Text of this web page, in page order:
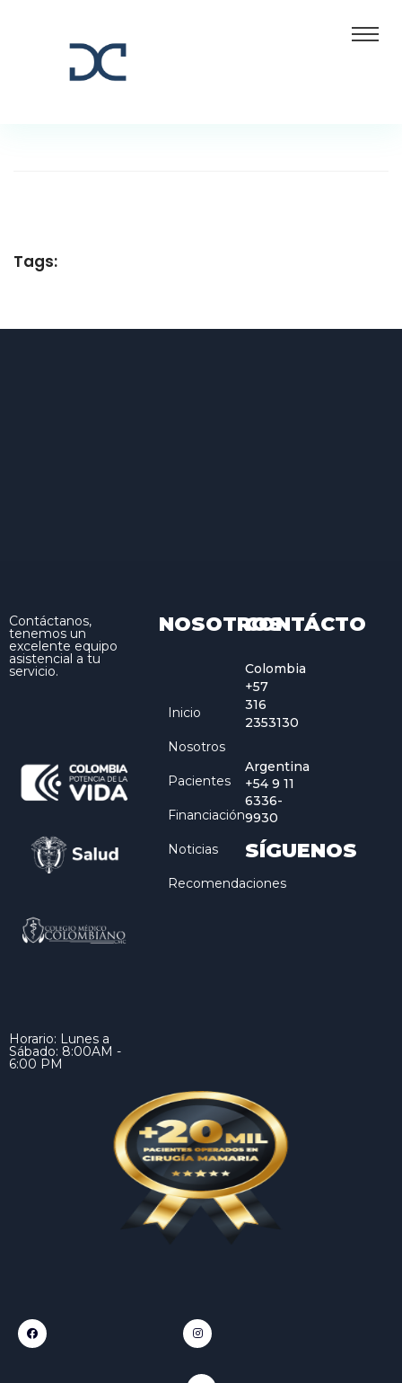
Tags:
Contáctanos,
tenemos un
excelente equipo
asistencial a tu
servicio.
Horario: Lunes a
Sábado: 8:00AM -
6:00 PM
NOSOTROS
Inicio
Nosotros
Pacientes
Financiación
Noticias
Recomendaciones
CONTÁCTO
Colombia
+57
316
2353130
Argentina
+54 9 11
6336-
9930
SÍGUENOS